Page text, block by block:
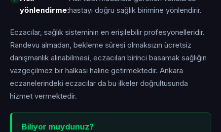
yönlendirme:hastayı doğru sağlık birimine yönlendirir.
Eczacılar, sağlık sisteminin en erişilebilir profesyonelleridir.
Randevu almadan, bekleme süresi olmaksızın ücretsiz
danışmanlık alınabilmesi, eczacıları birinci basamak sağlığın
vazgeçilmez bir halkası haline getirmektedir. Ankara
eczanelerindeki eczacılar da bu ilkeler doğrultusunda
hizmet vermektedir.
Biliyor muydunuz?